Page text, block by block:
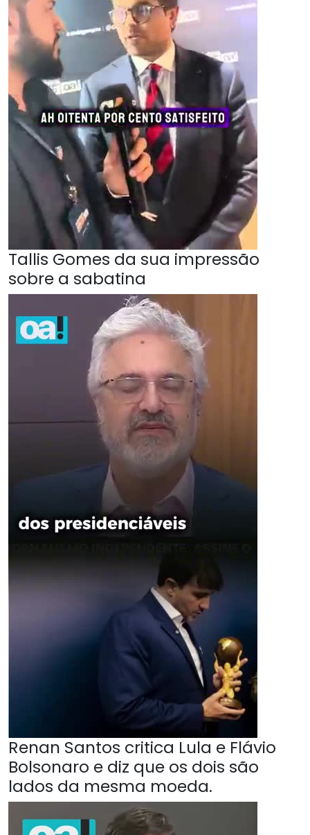
Tallis Gomes da sua impressão
sobre a sabatina
Renan Santos critica Lula e Flávio
Bolsonaro e diz que os dois são
lados da mesma moeda.